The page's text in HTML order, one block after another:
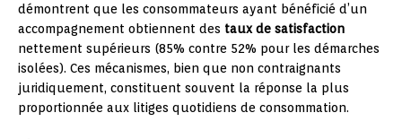
démontrent que les consommateurs ayant bénéficié d’un
accompagnement obtiennent des taux de satisfaction
nettement supérieurs (85% contre 52% pour les démarches
isolées). Ces mécanismes, bien que non contraignants
juridiquement, constituent souvent la réponse la plus
proportionnée aux litiges quotidiens de consommation.